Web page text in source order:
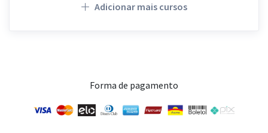
Adicionar mais cursos
Forma de pagamento